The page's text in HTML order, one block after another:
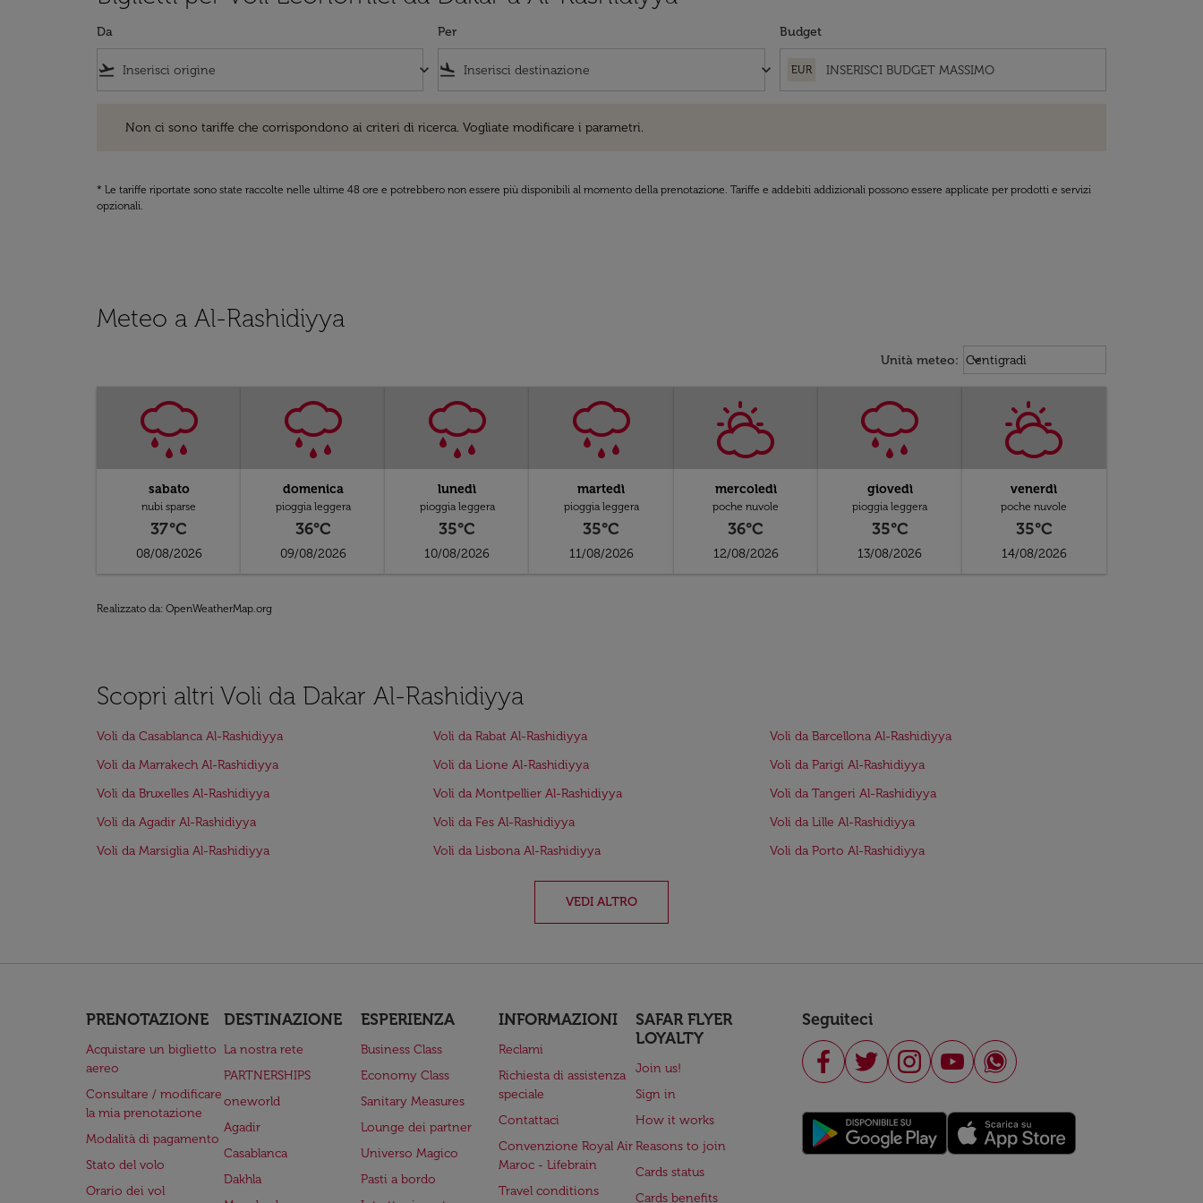
Da
flight_takeoff keyboard_arrow_down
Per
flight_land keyboard_arrow_down
Budget
EUR
Non ci sono tariffe che corrispondono ai criteri di ricerca. Vogliate modificare i parametri.
* Le tariffe riportate sono state raccolte nelle ultime 48 ore e potrebbero non essere più disponibili al momento della prenotazione. Tariffe e addebiti addizionali possono essere applicate per prodotti e servizi
opzionali.
Meteo a Al-Rashidiyya
Unità meteo: Weather unit option Centigradi
Centigradi
keyboard_arrow_down
sabato
nubi sparse
37°C
08/08/2026
domenica
pioggia leggera
36°C
09/08/2026
lunedì
pioggia leggera
35°C
10/08/2026
martedì
pioggia leggera
35°C
11/08/2026
mercoledì
poche nuvole
36°C
12/08/2026
giovedì
pioggia leggera
35°C
13/08/2026
venerdì
poche nuvole
35°C
14/08/2026
Realizzato da: OpenWeatherMap.org
Scopri altri Voli da Dakar Al-Rashidiyya
Voli da Casablanca Al-Rashidiyya Voli da Rabat Al-Rashidiyya
Voli da Barcellona Al-Rashidiyya
Voli da Marrakech Al-Rashidiyya
Voli da Lione Al-Rashidiyya
Voli da Parigi Al-Rashidiyya
Voli da Bruxelles Al-Rashidiyya
Voli da Montpellier Al-Rashidiyya
Voli da Tangeri Al-Rashidiyya
Voli da Agadir Al-Rashidiyya
Voli da Fes Al-Rashidiyya
Voli da Lille Al-Rashidiyya
Voli da Marsiglia Al-Rashidiyya
Voli da Lisbona Al-Rashidiyya Voli da Porto Al-Rashidiyya
VEDI ALTRO
PRENOTAZIONE
Acquistare un biglietto
aereo
Consultare / modificare
la mia prenotazione
Modalità di pagamento
Stato del volo
Orario dei vol
DESTINAZIONE
La nostra rete
PARTNERSHIPS
oneworld
Agadir
Casablanca
Dakhla
ESPERIENZA
Business Class
Economy Class
Sanitary Measures
Lounge dei partner
Universo Magico
Pasti a bordo
INFORMAZIONI
Reclami
Richiesta di assistenza
speciale
Contattaci
Convenzione Royal Air
Maroc - Lifebrain
Travel conditions
SAFAR FLYER
LOYALTY
Join us!
Sign in
How it works
Reasons to join
Cards status
Cards benefits
Seguiteci